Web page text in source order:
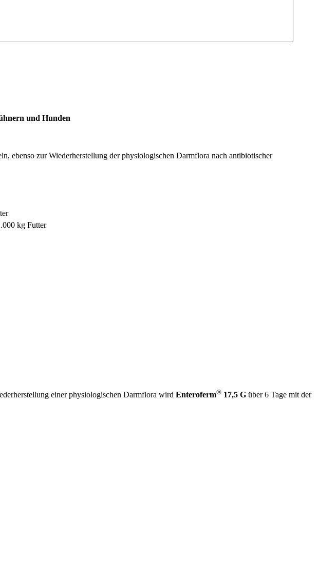
und Hunden
ebenso zur Wiederherstellung der physiologischen Darmflora nach antibiotischer
kg Futter
einer physiologischen Darmflora wird Enteroferm® 17,5 G über 6 Tage mit der